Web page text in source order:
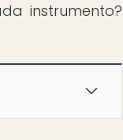
instrumento?